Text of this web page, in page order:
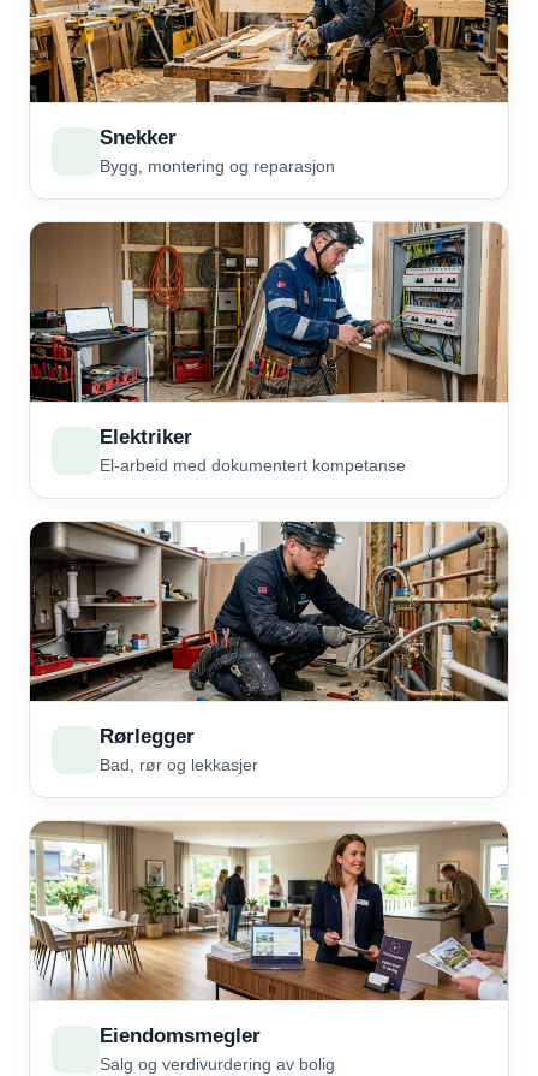
Snekker
Bygg, montering og reparasjon
Elektriker
El-arbeid med dokumentert kompetanse
Rørlegger
Bad, rør og lekkasjer
Eiendomsmegler
Salg og verdivurdering av bolig